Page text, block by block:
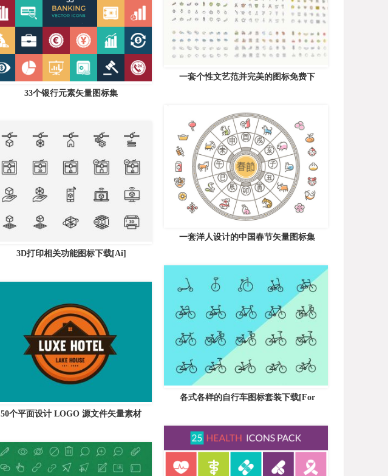
33个银行元素矢量图标集
一套个性文艺范并完美的图标免费下
一套洋人设计的中国春节矢量图标集
3D打印相关功能图标下载[Ai]
各式各样的自行车图标套装下载[For
50个平面设计 LOGO 源文件矢量素材